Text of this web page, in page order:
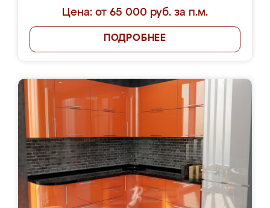
Цена: от 65 000 руб. за п.м.
ПОДРОБНЕЕ